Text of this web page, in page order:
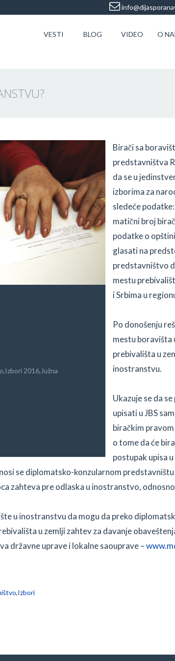
VESTI BLOG VIDEO O
,Izbori 2016, Južna
Birači sa
predstavništva
da se u
izborima za
sledeće
matični broj
podatke o
glasati na
predstavništvo
mestu
i Srbima u
Po donošenju
mestu boravišta
prebivališta u
inostranstvu.
Ukazuje se da
upisati u JBS
biračkim pravom
o tome da će
postupak upisa
se diplomatsko-konzularnom
zahteva pre odlaska u inostranstvo,
u inostranstvu da mogu da preko
u zemlji zahtev za davanje
državne uprave i lokalne saouprave –
,Izbori